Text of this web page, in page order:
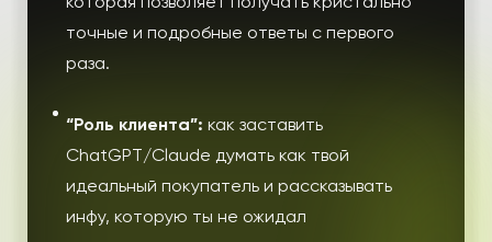
точные и подробные ответы с первого
раза.
“Роль клиента”: как заставить
ChatGPT/Claude думать как твой
идеальный покупатель и рассказывать
инфу, которую ты не ожидал